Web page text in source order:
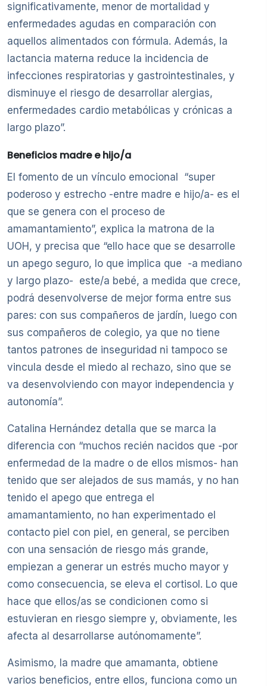
significativamente, menor de mortalidad y
enfermedades agudas en comparación con
aquellos alimentados con fórmula. Además, la
lactancia materna reduce la incidencia de
infecciones respiratorias y gastrointestinales, y
disminuye el riesgo de desarrollar alergias,
enfermedades cardio metabólicas y crónicas a
largo plazo”.
Beneficios madre e hijo/a
El fomento de un vínculo emocional “super
poderoso y estrecho -entre madre e hijo/a- es el
que se genera con el proceso de
amamantamiento”, explica la matrona de la
UOH, y precisa que “ello hace que se desarrolle
un apego seguro, lo que implica que -a mediano
y largo plazo- este/a bebé, a medida que crece,
podrá desenvolverse de mejor forma entre sus
pares: con sus compañeros de jardín, luego con
sus compañeros de colegio, ya que no tiene
tantos patrones de inseguridad ni tampoco se
vincula desde el miedo al rechazo, sino que se
va desenvolviendo con mayor independencia y
autonomía”.
Catalina Hernández detalla que se marca la
diferencia con “muchos recién nacidos que -por
enfermedad de la madre o de ellos mismos- han
tenido que ser alejados de sus mamás, y no han
tenido el apego que entrega el
amamantamiento, no han experimentado el
contacto piel con piel, en general, se perciben
con una sensación de riesgo más grande,
empiezan a generar un estrés mucho mayor y
como consecuencia, se eleva el cortisol. Lo que
hace que ellos/as se condicionen como si
estuvieran en riesgo siempre y, obviamente, les
afecta al desarrollarse autónomamente”.
Asimismo, la madre que amamanta, obtiene
varios beneficios, entre ellos, funciona como un